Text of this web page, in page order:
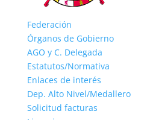
Federación
Órganos de Gobierno
AGO y C. Delegada
Estatutos/Normativa
Enlaces de interés
Dep. Alto Nivel/Medallero
Solicitud facturas